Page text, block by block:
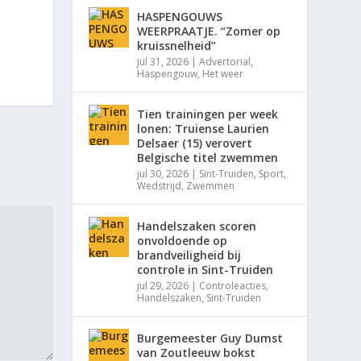
HASPENGOUWS
WEERPRAATJE. “Zomer op
kruissnelheid”
jul 31, 2026 |Advertorial,
Haspengouw, Het weer
Tien trainingen per week
lonen: Truiense Laurien
Delsaer (15) verovert
Belgische titel zwemmen
jul 30, 2026 | Sint-Truiden, Sport,
Wedstrijd, Zwemmen
Handelszaken scoren
onvoldoende op
brandveiligheid bij
controle in Sint-Truiden
jul 29, 2026 | Controleacties,
Handelszaken, Sint-Truiden
Burgemeester Guy Dumst
van Zoutleeuw bokst